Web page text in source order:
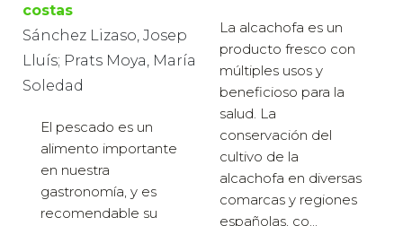
costas
Sánchez Lizaso, Josep
Lluís; Prats Moya, María
Soledad
El pescado es un
alimento importante
en nuestra
gastronomía, y es
recomendable su
La alcachofa es un
producto fresco con
múltiples usos y
beneficioso para la
salud. La
conservación del
cultivo de la
alcachofa en diversas
comarcas y regiones
españolas, co...